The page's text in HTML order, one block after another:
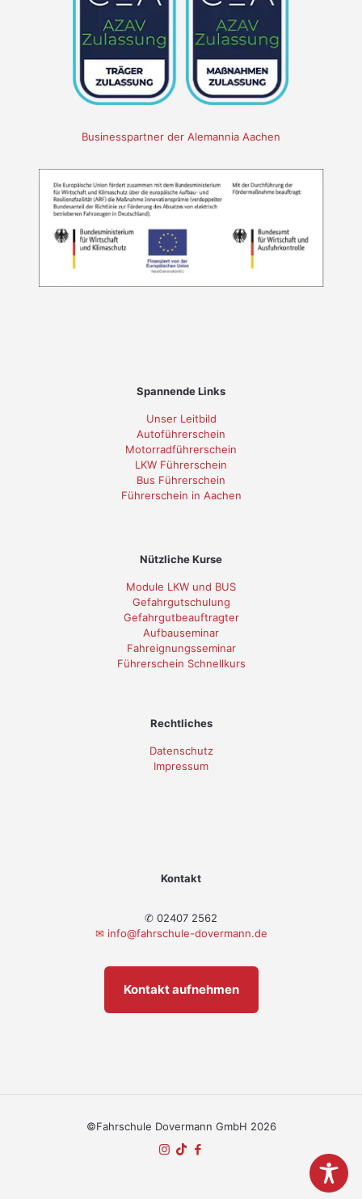
Businesspartner der Alemannia Aachen
Spannende Links
Unser Leitbild
Autoführerschein
Motorradführerschein
LKW Führerschein
Bus Führerschein
Führerschein in Aachen
Nützliche Kurse
Module LKW und BUS
Gefahrgutschulung
Gefahrgutbeauftragter
Aufbauseminar
Fahreignungsseminar
Führerschein Schnellkurs
Rechtliches
Datenschutz
Impressum
Kontakt
✆ 02407 2562
✉ info@fahrschule-dovermann.de
Kontakt aufnehmen
©Fahrschule Dovermann GmbH 2026